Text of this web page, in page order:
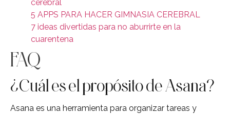
cerebral
5 APPS PARA HACER GIMNASIA CEREBRAL
7 ideas divertidas para no aburrirte en la
cuarentena
FAQ
¿Cuál es el propósito de Asana?
Asana es una herramienta para organizar tareas y